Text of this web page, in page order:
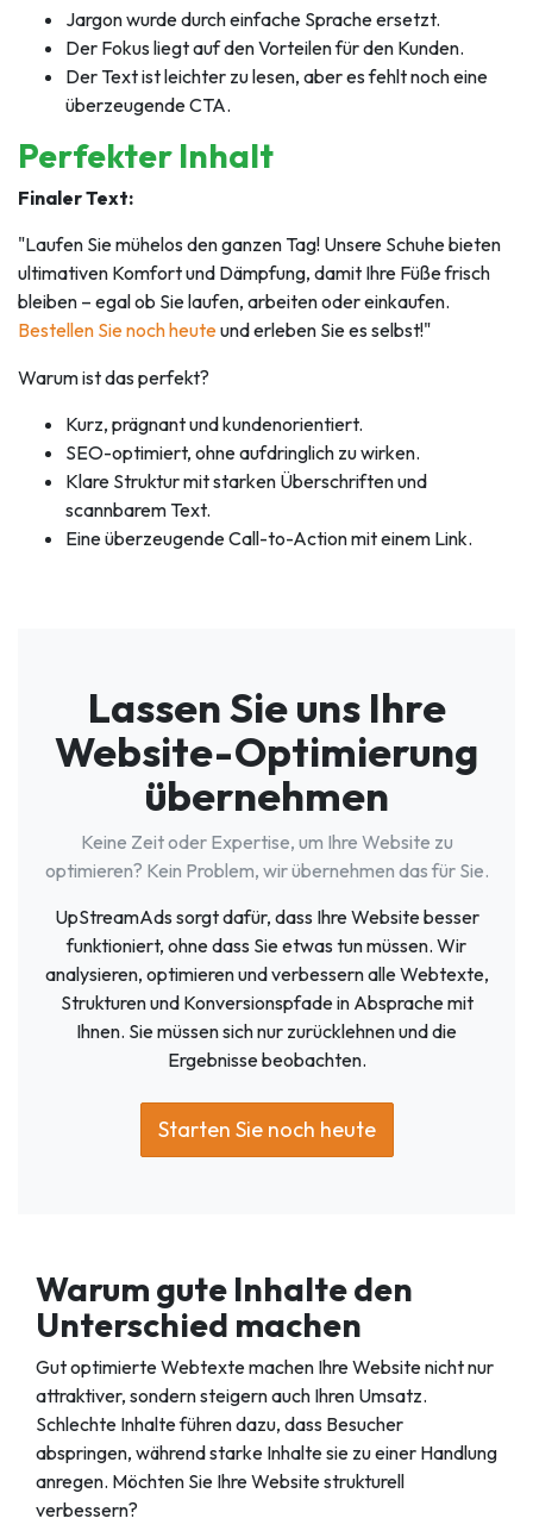
Jargon wurde durch einfache Sprache ersetzt.
Der Fokus liegt auf den Vorteilen für den Kunden.
Der Text ist leichter zu lesen, aber es fehlt noch eine
überzeugende CTA.
Perfekter Inhalt
Finaler Text:
"Laufen Sie mühelos den ganzen Tag! Unsere Schuhe bieten
ultimativen Komfort und Dämpfung, damit Ihre Füße frisch
bleiben – egal ob Sie laufen, arbeiten oder einkaufen.
Bestellen Sie noch heuteund erleben Sie es selbst!"
Warum ist das perfekt?
Kurz, prägnant und kundenorientiert.
SEO-optimiert, ohne aufdringlich zu wirken.
Klare Struktur mit starken Überschriften und
scannbarem Text.
Eine überzeugende Call-to-Action mit einem Link.
Lassen Sie uns Ihre
Website-Optimierung
übernehmen
Keine Zeit oder Expertise, um Ihre Website zu
optimieren? Kein Problem, wir übernehmen das für Sie.
UpStreamAds sorgt dafür, dass Ihre Website besser
funktioniert, ohne dass Sie etwas tun müssen. Wir
analysieren, optimieren und verbessern alle Webtexte,
Strukturen und Konversionspfade in Absprache mit
Ihnen. Sie müssen sich nur zurücklehnen und die
Ergebnisse beobachten.
Starten Sie noch heute
Warum gute Inhalte den
Unterschied machen
Gut optimierte Webtexte machen Ihre Website nicht nur
attraktiver, sondern steigern auch Ihren Umsatz.
Schlechte Inhalte führen dazu, dass Besucher
abspringen, während starke Inhalte sie zu einer Handlung
anregen. Möchten Sie Ihre Website strukturell
verbessern?